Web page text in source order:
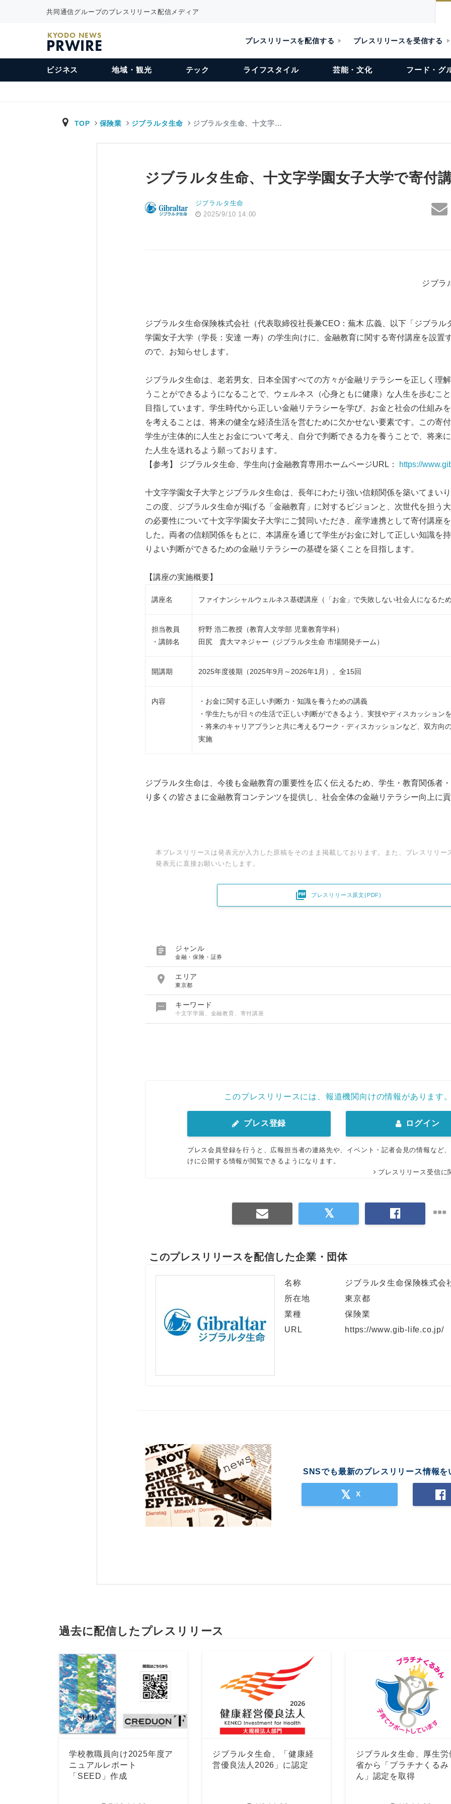
共同通信グループのプレスリリース配信メディア
KYODO NEWS
PRWIRE プレスリリースを配信する プレスリリースを受信する
ビジネス 地域・観光 テック ライフスタイル 芸能・文化 フード・グ
TOP 保険業 ジブラルタ生命 ジブラルタ生命、十文字…
ジブラルタ生命、十文字学園女子大学で寄付
ジブラルタ生命
2025/9/10 14:00
ジブラ
ジブラルタ生命保険株式会社（代表取締役社長兼CEO：蕪木 広義、以下「ジブラル
学園女子大学（学長：安達 一寿）の学生向けに、金融教育に関する寄付講座を設置
ので、お知らせします。
ジブラルタ生命は、老若男女、日本全国すべての方々が金融リテラシーを正しく理
うことができるようになることで、ウェルネス（心身ともに健康）な人生を歩むこ
目指しています。学生時代から正しい金融リテラシーを学び、お金と社会の仕組み
を考えることは、将来の健全な経済生活を営むために欠かせない要素です。この寄
学生が主体的に人生とお金について考え、自分で判断できる力を養うことで、将来
た人生を送れるよう願っております。
【参考】 ジブラルタ生命、学生向け金融教育専用ホームページURL：
https://
十文字学園女子大学とジブラルタ生命は、長年にわたり強い信頼関係を築いてまい
この度、ジブラルタ生命が掲げる「金融教育」に対するビジョンと、次世代を担う
の必要性について十文字学園女子大学にご賛同いただき、産学連携として寄付講座
した。両者の信頼関係をもとに、本講座を通じて学生がお金に対して正しい知識を
りよい判断ができるための金融リテラシーの基礎を築くことを目指します。
【講座の実施概要】
講座名 ファイナンシャルウェルネス基礎講座（「お金」で失敗しない社会人になるた
担当教員
・講師名
狩野 浩二教授（教育人文学部 児童教育学科）
田尻 貴大マネジャー（ジブラルタ生命 市場開発チーム）
開講期 2025年度後期（2025年9月～2026年1月）、全15回
内容
・お金に関する正しい判断力・知識を養うための講義
・学生たちが日々の生活で正しい判断ができるよう、実技やディスカッション
・将来のキャリアプランと共に考えるワーク・ディスカッションなど、双方向
実施
ジブラルタ生命は、今後も金融教育の重要性を広く伝えるため、学生・教育関係者
り多くの皆さまに金融教育コンテンツを提供し、社会全体の金融リテラシー向上に
本プレスリリースは発表元が入力した原稿をそのまま掲載しております。また、プレスリリー
発表元に直接お願いいたします。
 プレスリリース原文(PDF)
 ジャンル
金融・保険・証券
 エリア
東京都
 キーワード
十文字学園、金融教育、寄付講座
このプレスリリースには、報道機関向けの情報があります
プレス登録 ログイン
プレス会員登録を行うと、広報担当者の連絡先や、イベント・記者会見の情報など
けに公開する情報が閲覧できるようになります。
プレスリリース受信に
このプレスリリースを配信した企業・団体
名称
ジブラルタ生命保険株式会
所在地
東京都
業種
保険業
URL
https://www.gib-life.co.jp/
SNSでも最新のプレスリリース情報を
X
過去に配信したプレスリリース
学校教職員向け2025年度ア
ニュアルレポート
「SEED」作成
ジブラルタ生命、「健康経
営優良法人2026」に認定
ジブラルタ生命、厚生労
省から「プラチナくるみ
ん」認定を取得
English